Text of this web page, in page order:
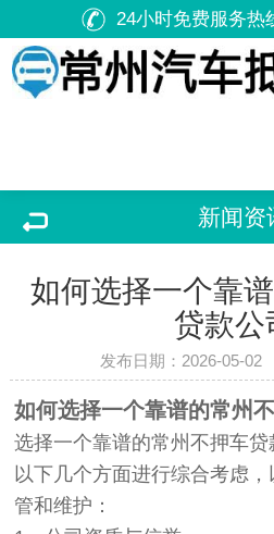
24小时免费服务热
新闻资
如何选择一个靠
贷款公
发布日期：2026-05-02
如何选择一个靠谱的常州
选择一个靠谱的常州不押车
以下几个方面进行综合考虑
管和维护：